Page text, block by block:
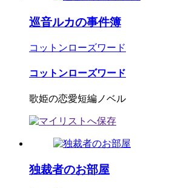
巡音ルカの事件簿
コットンローズワード
コットンローズワード
歌姫の恋愛短編ノベル
独裁者のお部屋